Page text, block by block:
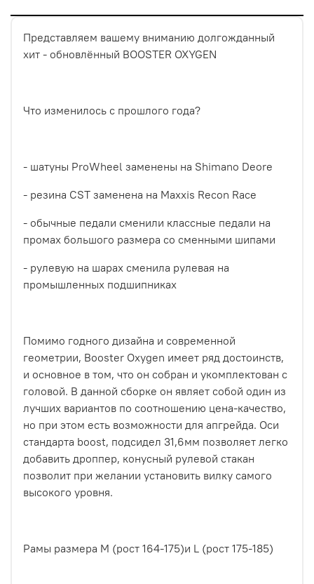
Представляем вашему вниманию долгожданный
хит - обновлённый BOOSTER OXYGEN
Что изменилось с прошлого года?
- шатуны ProWheel заменены на Shimano Deore
- резина CST заменена на Maxxis Recon Race
- обычные педали сменили классные педали на
промах большого размера со сменными шипами
- рулевую на шарах сменила рулевая на
промышленных подшипниках
Помимо годного дизайна и современной
геометрии, Booster Oxygen имеет ряд достоинств,
и основное в том, что он собран и укомплектован с
головой. В данной сборке он являет собой один из
лучших вариантов по соотношению цена-качество,
но при этом есть возможности для апгрейда. Оси
стандарта boost, подсидел 31,6мм позволяет легко
добавить дроппер, конусный рулевой стакан
позволит при желании установить вилку самого
высокого уровня.
Рамы размера M (рост 164-175)и L (рост 175-185)